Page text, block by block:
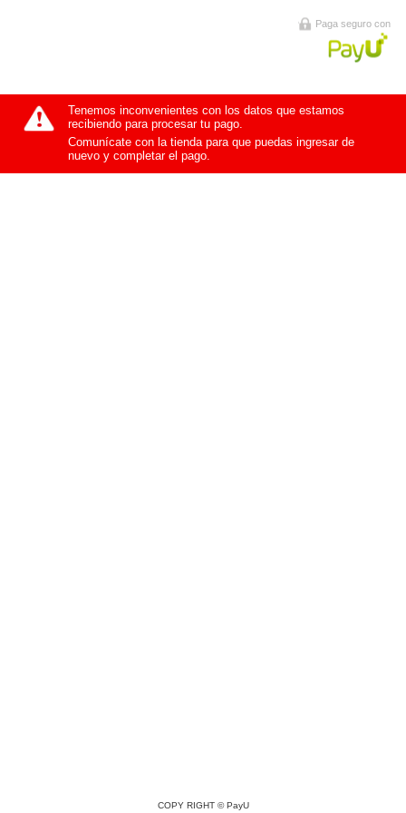
Paga seguro con
Tenemos inconvenientes con los datos que estamos
recibiendo para procesar tu pago.
Comunícate con la tienda para que puedas ingresar de
nuevo y completar el pago.
COPY RIGHT ©PayU